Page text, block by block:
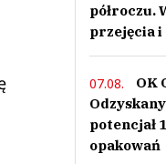
półroczu.
przejęcia
07.08.
OK
potencjał
opakowań